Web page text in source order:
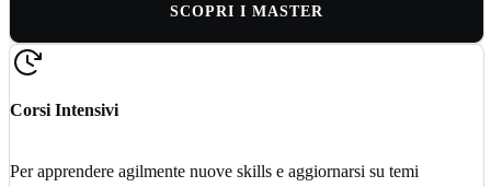
SCOPRI I MASTER
Corsi Intensivi
Per apprendere agilmente nuove skills e aggiornarsi su temi